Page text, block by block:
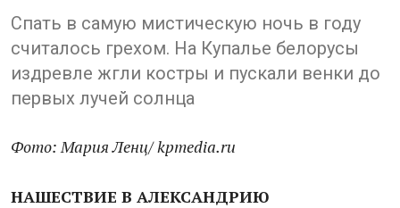
Спать в самую мистическую ночь в году
считалось грехом. На Купалье белорусы
издревле жгли костры и пускали венки до
первых лучей солнца
Фото: Мария Ленц/ kpmedia.ru
НАШЕСТВИЕ В АЛЕКСАНДРИЮ